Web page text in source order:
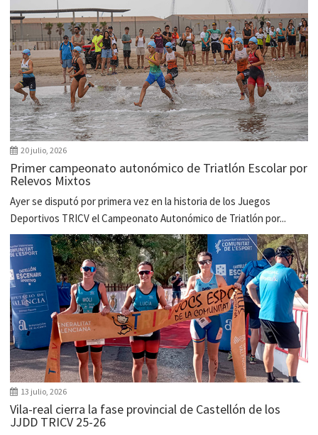
20 julio, 2026
Primer campeonato autonómico de Triatlón Escolar por
Relevos Mixtos
Ayer se disputó por primera vez en la historia de los Juegos
Deportivos TRICV el Campeonato Autonómico de Triatlón por...
13 julio, 2026
Vila-real cierra la fase provincial de Castellón de los
JJDD TRICV 25-26